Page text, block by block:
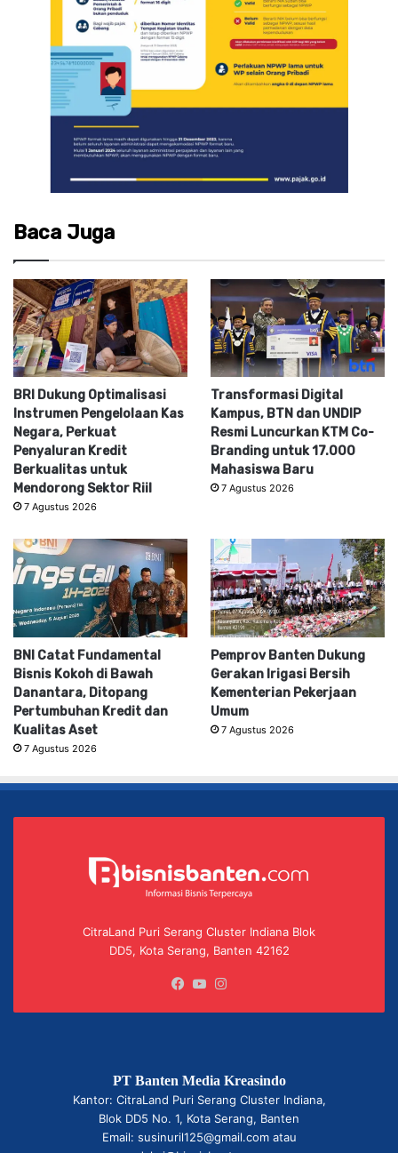
Baca Juga
BRI Dukung Optimalisasi
Instrumen Pengelolaan Kas
Negara, Perkuat
Penyaluran Kredit
Berkualitas untuk
Mendorong Sektor Riil
7 Agustus 2026
Transformasi Digital
Kampus, BTN dan UNDIP
Resmi Luncurkan KTM Co-
Branding untuk 17.000
Mahasiswa Baru
7 Agustus 2026
BNI Catat Fundamental
Bisnis Kokoh di Bawah
Danantara, Ditopang
Pertumbuhan Kredit dan
Kualitas Aset
7 Agustus 2026
Pemprov Banten Dukung
Gerakan Irigasi Bersih
Kementerian Pekerjaan
Umum
7 Agustus 2026
CitraLand Puri Serang Cluster Indiana Blok
DD5, Kota Serang, Banten 42162
Facebook
YouTube
PT Banten Media Kreasindo
Kantor: CitraLand Puri Serang Cluster Indiana,
Blok DD5 No. 1, Kota Serang, Banten
Email: susinuril125@gmail.com atau